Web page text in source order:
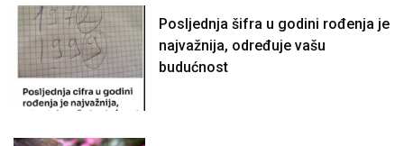
Posljednja šifra u godini rođenja je
najvažnija, određuje vašu
budućnost